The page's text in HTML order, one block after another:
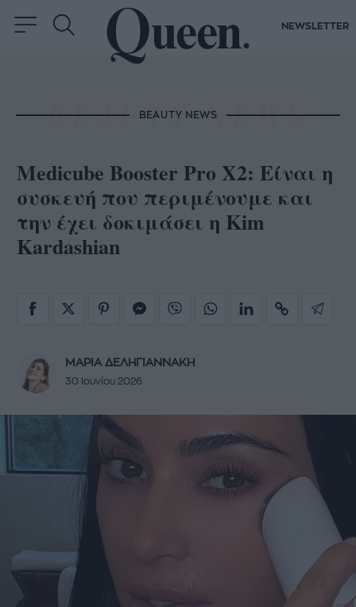
NEWSLETTER
BEAUTY NEWS
Medicube Booster Pro X2: Είναι η
συσκευή που περιμένουμε και
την έχει δοκιμάσει η Kim
Kardashian
ΜΑΡΙΑ ΔΕΛΗΓΙΑΝΝΑΚΗ
30 Ιουνίου 2026